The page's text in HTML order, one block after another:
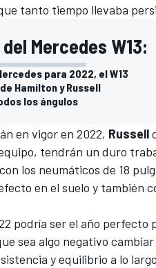
tanto tiempo llevaba
Mercedes W13:
para 2022, el W13
Hamilton y Russell
los ángulos
en vigor en 2022, Russell
tendrán un duro
los neumáticos de 18
en el suelo y también
podría ser el año perfecto
sea algo negativo
y equilibrio a lo